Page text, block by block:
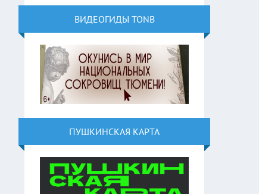
ВИДЕОГИДЫ TONB
ПУШКИНСКАЯ КАРТА